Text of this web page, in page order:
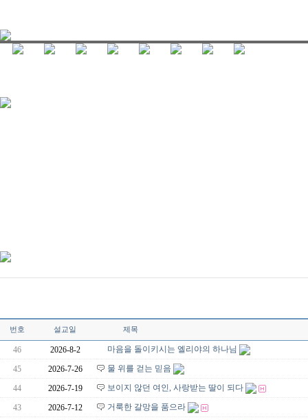
번호 설교일 제목
46 2026-8-2 마음을 돌이키시는 엘리야의 하나님
45 2026-7-26 물 위를 걷는 믿음
44 2026-7-19 보이지 않던 여인, 사랑받는 딸이 되다
43 2026-7-12 거룩한 갈망을 품으라